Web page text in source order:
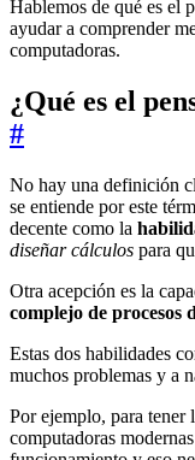
Hablemos de qué es el
ayudar a comprender
computadoras.
¿Qué es el
#
No hay una definición
se entiende por este
decente como la
diseñar cálculos para
Otra acepción es la
complejo de procesos
Estas dos habilidades
muchos problemas y a
Por ejemplo, para tener
computadoras